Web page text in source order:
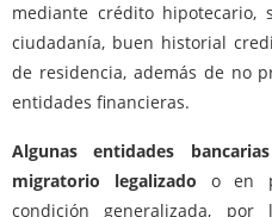
mediante crédito hipotecario,
ciudadanía, buen historial
de residencia, además de no
entidades financieras.
Algunas entidades
migratorio legalizado o en
condición generalizada,